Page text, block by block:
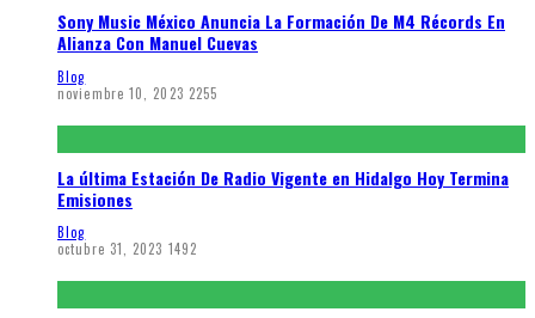
Sony Music México Anuncia La Formación De M4 Récords En
Alianza Con Manuel Cuevas
Blog
noviembre 10, 2023 2255
La última Estación De Radio Vigente en Hidalgo Hoy Termina
Emisiones
Blog
octubre 31, 2023 1492